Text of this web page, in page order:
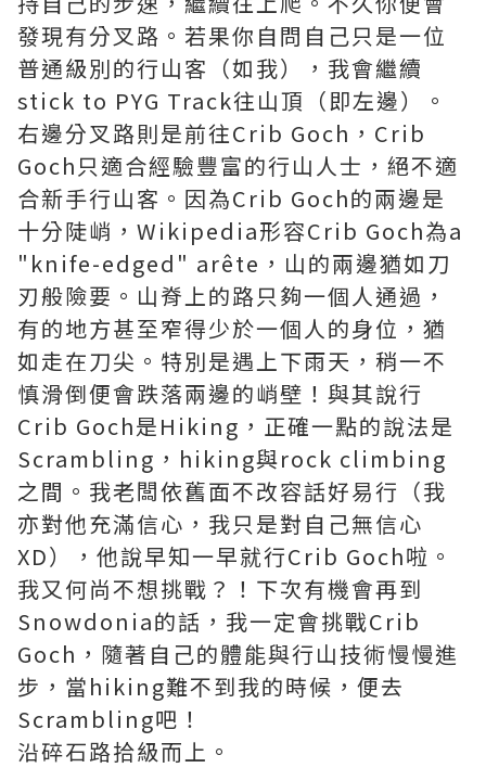
發現有分叉路。若果你自問自己只是一位
普通級別的行山客（如我），我會繼續
stick to PYG Track往山頂（即左邊）。
右邊分叉路則是前往Crib Goch，Crib
Goch只適合經驗豐富的行山人士，絕不適
合新手行山客。因為Crib Goch的兩邊是
十分陡峭，Wikipedia形容Crib Goch為a
"knife-edged" arête，山的兩邊猶如刀
刃般險要。山脊上的路只夠一個人通過，
有的地方甚至窄得少於一個人的身位，猶
如走在刀尖。特別是遇上下雨天，稍一不
慎滑倒便會跌落兩邊的峭壁！與其說行
Crib Goch是Hiking，正確一點的說法是
Scrambling，hiking與rock climbing
之間。我老闆依舊面不改容話好易行（我
亦對他充滿信心，我只是對自己無信心
XD），他說早知一早就行Crib Goch啦。
我又何尚不想挑戰？！下次有機會再到
Snowdonia的話，我一定會挑戰Crib
Goch，隨著自己的體能與行山技術慢慢進
步，當hiking難不到我的時候，便去
Scrambling吧！
沿碎石路拾級而上。